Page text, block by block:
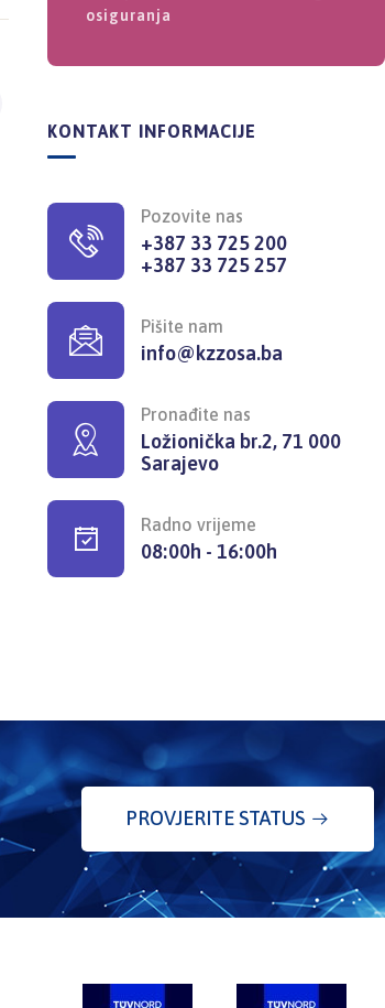
osiguranja
KONTAKT INFORMACIJE
Pozovite nas
+387 33 725 200
+387 33 725 257
Pišite nam
info@kzzosa.ba
Pronađite nas
Ložionička br.2, 71 000
Sarajevo
Radno vrijeme
08:00h - 16:00h
PROVJERITE STATUS